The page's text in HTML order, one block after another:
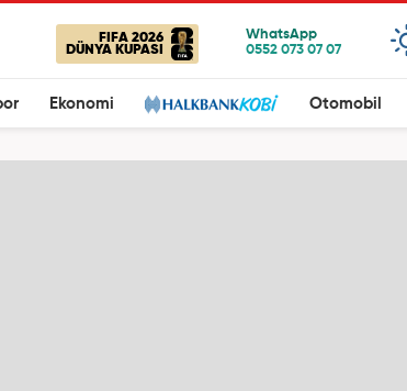
FIFA 2026
DÜNYA KUPASI
Ekonomi Otomobil